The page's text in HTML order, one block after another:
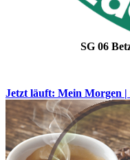
SG 06
Jetzt läuft: Mein Morgen |